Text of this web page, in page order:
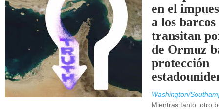
en el
a los barcos
transitan
de Ormuz
protección
Washington/
Mientras tanto, otro